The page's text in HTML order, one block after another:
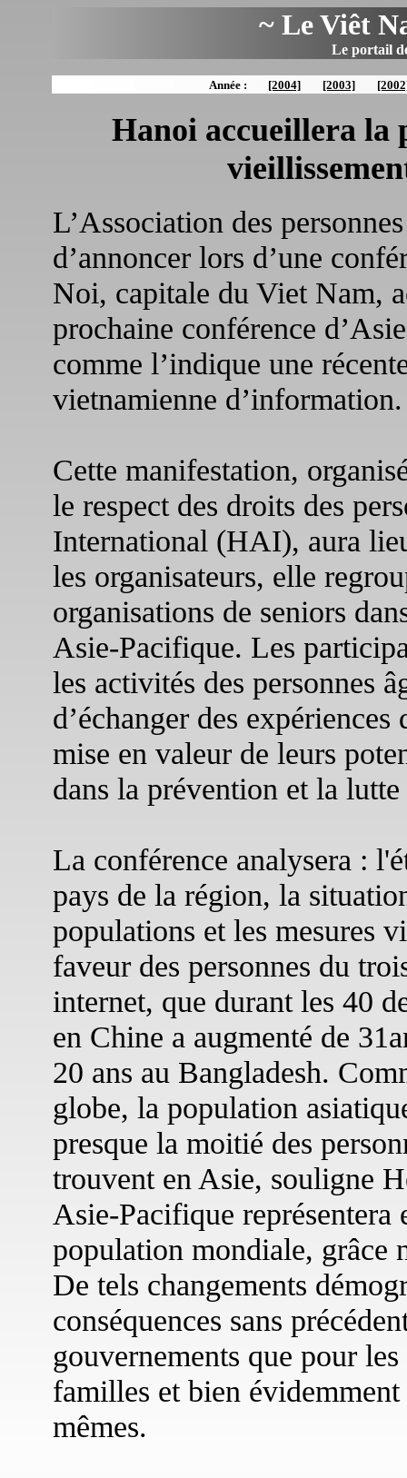
~ Le Viêt
Le portail
Année : [2004] [2003]
Hanoi accueillera la
L’Association des
d’annoncer lors d’une
Noi, capitale du Viet Nam,
prochaine conférence
comme l’indique une
vietnamienne d’information.
Cette manifestation,
le respect des droits des
International (HAI), aura
les organisateurs, elle
organisations de seniors
Asie-Pacifique. Les
les activités des personnes
d’échanger des
mise en valeur de leurs
dans la prévention et la
La conférence analysera :
pays de la région, la
populations et les mesures
faveur des personnes du
internet, que durant les 40
en Chine a augmenté de
20 ans au Bangladesh.
globe, la population
presque la moitié des
trouvent en Asie, souligne
Asie-Pacifique
population mondiale, grâce
De tels changements
conséquences sans
gouvernements que pour
familles et bien évidemment
mêmes.